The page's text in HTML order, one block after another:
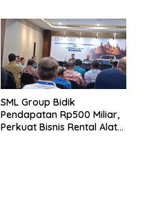
SML Group Bidik
Pendapatan Rp500 Miliar,
Perkuat Bisnis Rental Alat